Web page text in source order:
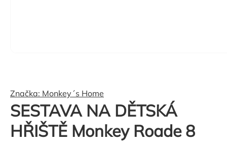
SESTAVA NA DĚTSKÁ
HŘIŠTĚ Monkey Roade 8
Značka: Monkey´s Home